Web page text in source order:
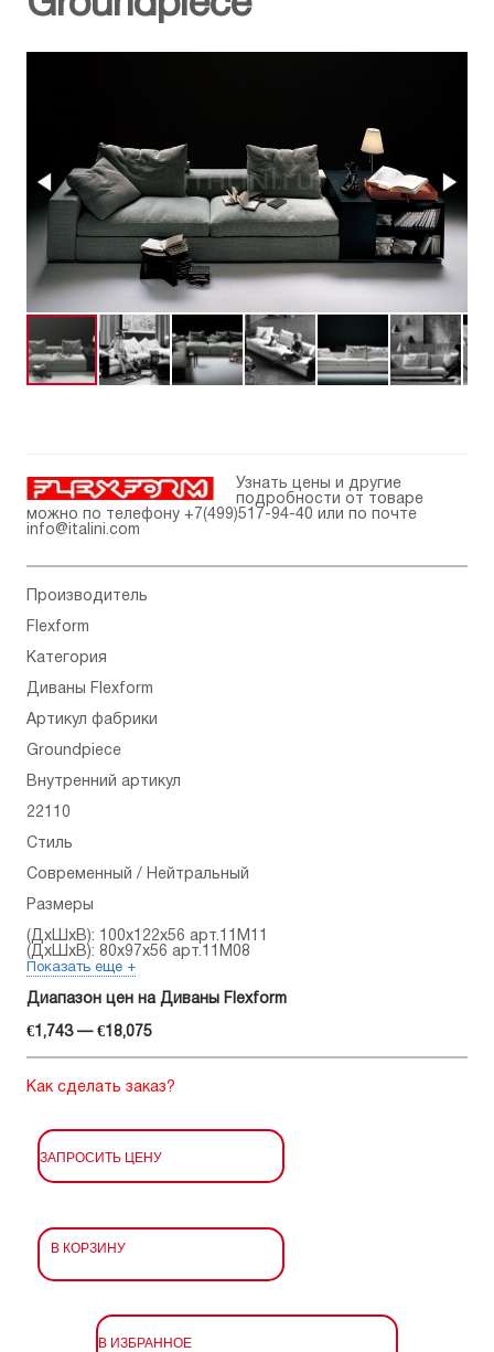
Узнать цены и другие
подробности от товаре
можно по телефону +7(499)517-94-40 или по почте
info@italini.com
Производитель
Flexform
Категория
Диваны Flexform
Артикул фабрики
Groundpiece
Внутренний артикул
22110
Стиль
Современный / Нейтральный
Размеры
(ДхШхВ): 100x122x56 арт.11M11
(ДхШхВ): 80x97x56 арт.11M08
Показать еще +
Диапазон цен на Диваны Flexform
€1,743 — €18,075
Как сделать заказ?
ЗАПРОСИТЬ ЦЕНУ
В КОРЗИНУ
В ИЗБРАННОЕ